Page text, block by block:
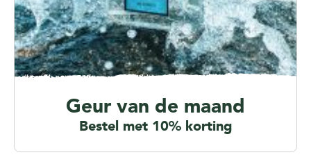
Geur van de maand
Bestel met 10% korting